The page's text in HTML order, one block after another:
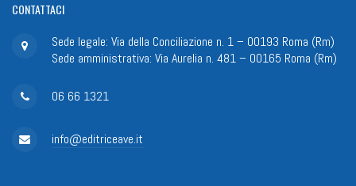
CONTATTACI
Sede legale: Via della Conciliazione n. 1 – 00193 Roma (Rm)
Sede amministrativa: Via Aurelia n. 481 – 00165 Roma (Rm)
06 66 1321
info@editriceave.it